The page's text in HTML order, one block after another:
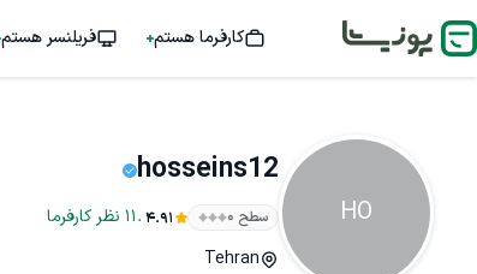
کارفرما هستم فریلنسر هستم
HO
hosseins12
سطح ۰ 4.91
.
11 نظر کارفرما
Tehran